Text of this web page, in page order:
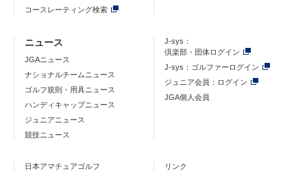
コースレーティング検索
ニュース
JGAニュース
ナショナルチームニュース
ゴルフ規則・用具ニュース
ハンディキャップニュース
ジュニアニュース
競技ニュース
J-sys：
倶楽部・団体ログイン
J-sys：ゴルファーログイン
ジュニア会員：ログイン
JGA個人会員
日本アマチュアゴルフ
リンク